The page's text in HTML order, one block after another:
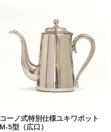
コーノ式特別仕様ユキワポット
M-5型（広口）